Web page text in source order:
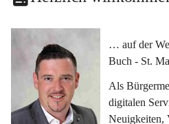
… auf der
Buch - St.
Als
digitalen
Neuigkeiten,